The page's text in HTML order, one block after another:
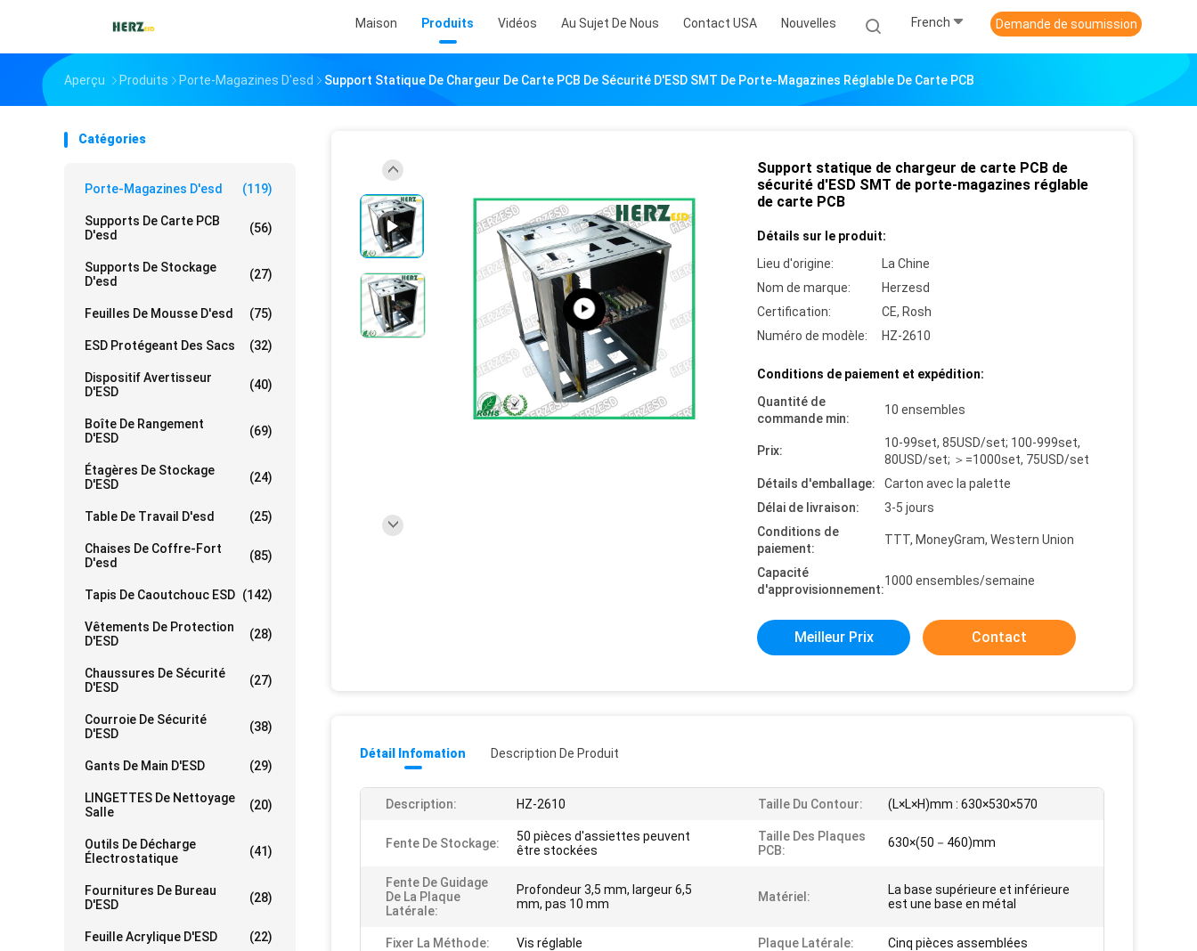
Maison Produits Vidéos Au Sujet De Nous Contact USA Nouvelles French Demande de soumission
Aperçu Produits Porte-Magazines D'esd Support Statique De Chargeur De Carte PCB De Sécurité D'ESD SMT De Porte-Magazines Réglable De Carte PCB
Catégories
Porte-Magazines D'esd (119)
Supports De Carte PCB
D'esd
(56)
Supports De Stockage
D'esd
(27)
Feuilles De Mousse D'esd (75)
ESD Protégeant Des Sacs (32)
Dispositif Avertisseur
D'ESD
(40)
Boîte De Rangement
D'ESD
(69)
Étagères De Stockage
D'ESD
(24)
Table De Travail D'esd (25)
Chaises De Coffre-Fort
D'esd
(85)
Tapis De Caoutchouc ESD (142)
Vêtements De Protection
D'ESD
(28)
Chaussures De Sécurité
D'ESD
(27)
Courroie De Sécurité
D'ESD
(38)
Gants De Main D'ESD (29)
LINGETTES De Nettoyage
Salle
(20)
Outils De Décharge
Électrostatique
(41)
Fournitures De Bureau
D'ESD
(28)
Feuille Acrylique D'ESD (22)
Support statique de chargeur de carte PCB de
sécurité d'ESD SMT de porte-magazines réglable
de carte PCB
Détails sur le produit:
Lieu d'origine:
La Chine
Nom de marque:
Herzesd
Certification:
CE, Rosh
Numéro de modèle:
HZ-2610
Conditions de paiement et expédition:
Quantité de
commande min:
10 ensembles
Prix:
10-99set, 85USD/set; 100-999set,
80USD/set; ＞=1000set, 75USD/set
Détails d'emballage:
Carton avec la palette
Délai de livraison:
3-5 jours
Conditions de
paiement:
TTT, MoneyGram, Western Union
Capacité
d'approvisionnement:
1000 ensembles/semaine
Meilleur Prix Contact
Détail Infomation Description De Produit
Description: HZ-2610 Taille Du Contour: (L×L×H)mm : 630×530×570
Fente De Stockage:
50 pièces d'assiettes peuvent
être stockées
Taille Des Plaques
PCB:
630×(50－460)mm
Fente De Guidage
De La Plaque
Latérale:
Profondeur 3,5 mm, largeur 6,5
mm, pas 10 mm
Matériel:
La base supérieure et inférieure
est une base en métal
Fixer La Méthode: Vis réglable Plaque Latérale: Cinq pièces assemblées